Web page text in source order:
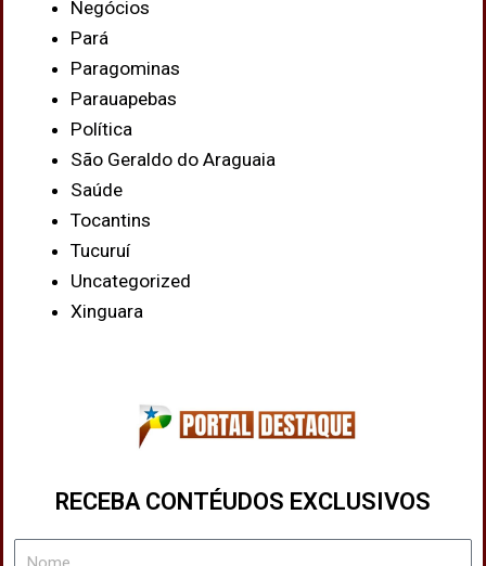
Negócios
Pará
Paragominas
Parauapebas
Política
São Geraldo do Araguaia
Saúde
Tocantins
Tucuruí
Uncategorized
Xinguara
RECEBA CONTÉUDOS EXCLUSIVOS
Nome